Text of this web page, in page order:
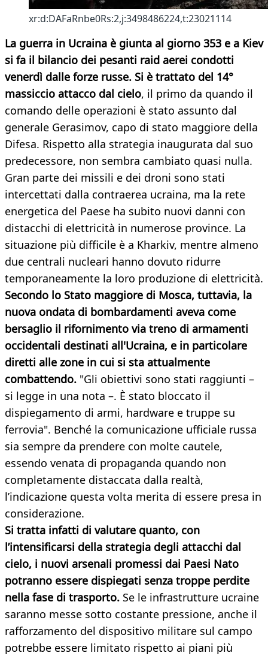
xr:d:DAFaRnbe0Rs:2,j:3498486224,t:23021114
La guerra in Ucraina è giunta al giorno 353 e a Kiev
si fa il bilancio dei pesanti raid aerei condotti
venerdì dalle forze russe. Si è trattato del 14°
massiccio attacco dal cielo, il primo da quando il
comando delle operazioni è stato assunto dal
generale Gerasimov, capo di stato maggiore della
Difesa. Rispetto alla strategia inaugurata dal suo
predecessore, non sembra cambiato quasi nulla.
Gran parte dei missili e dei droni sono stati
intercettati dalla contraerea ucraina, ma la rete
energetica del Paese ha subito nuovi danni con
distacchi di elettricità in numerose province. La
situazione più difficile è a Kharkiv, mentre almeno
due centrali nucleari hanno dovuto ridurre
temporaneamente la loro produzione di elettricità.
Secondo lo Stato maggiore di Mosca, tuttavia, la
nuova ondata di bombardamenti aveva come
bersaglio il rifornimento via treno di armamenti
occidentali destinati all'Ucraina, e in particolare
diretti alle zone in cui si sta attualmente
combattendo. "Gli obiettivi sono stati raggiunti –
si legge in una nota –. È stato bloccato il
dispiegamento di armi, hardware e truppe su
ferrovia". Benché la comunicazione ufficiale russa
sia sempre da prendere con molte cautele,
essendo venata di propaganda quando non
completamente distaccata dalla realtà,
l’indicazione questa volta merita di essere presa in
considerazione.
Si tratta infatti di valutare quanto, con
l’intensificarsi della strategia degli attacchi dal
cielo, i nuovi arsenali promessi dai Paesi Nato
potranno essere dispiegati senza troppe perdite
nella fase di trasporto. Se le infrastrutture ucraine
saranno messe sotto costante pressione, anche il
rafforzamento del dispositivo militare sul campo
potrebbe essere limitato rispetto ai piani più